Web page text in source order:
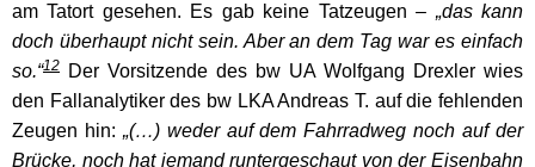
am Tatort gesehen. Es gab keine Tatzeugen – „das kann
doch überhaupt nicht sein. Aber an dem Tag war es einfach
so.“12
Der Vorsitzende des bw UA Wolfgang Drexler wies
den Fallanalytiker des bw LKA Andreas T. auf die fehlenden
Zeugen hin: „(…) weder auf dem Fahrradweg noch auf der
Brücke, noch hat jemand runtergeschaut von der Eisenbahn